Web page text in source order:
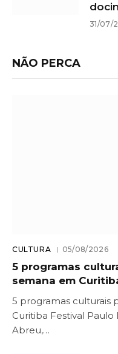
31/07/
NÃO PERCA
CULTURA 05/08/2026
5 programas
semana em
5 programas culturais
Curitiba Festival
Abreu,…